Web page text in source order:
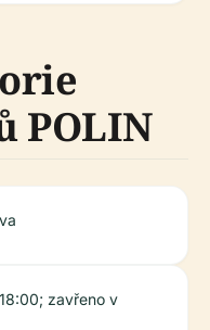
POLIN
zavřeno v